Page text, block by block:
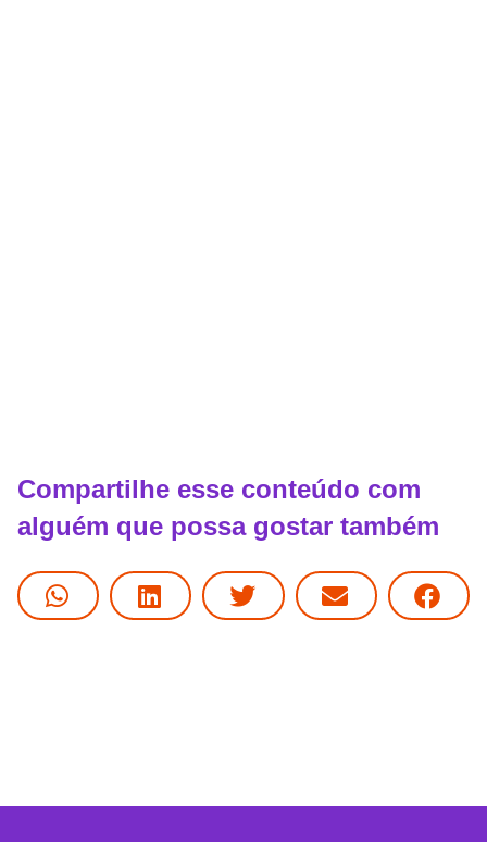
Compartilhe esse conteúdo com
alguém que possa gostar também